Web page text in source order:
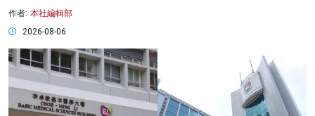
作者: 本社編輯部
2026-08-06